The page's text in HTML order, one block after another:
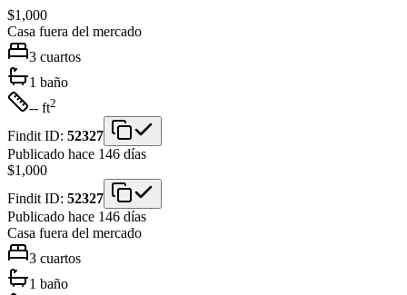
$1,000
Casa fuera del mercado
3 cuartos
1 baño
-- ft2
Findit ID: 52327
Publicado hace 146 días
$1,000
Findit ID: 52327
Publicado hace 146 días
Casa fuera del mercado
3 cuartos
1 baño